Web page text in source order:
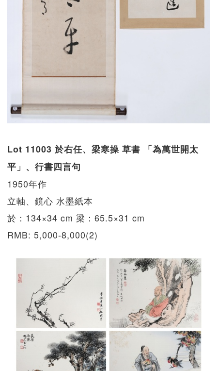
Lot 11003 於右任、梁寒操 草書 「為萬世開太
平」、行書四言句
1950年作
立軸、鏡心 水墨紙本
於：134×34 cm 梁：65.5×31 cm
RMB: 5,000-8,000(2)